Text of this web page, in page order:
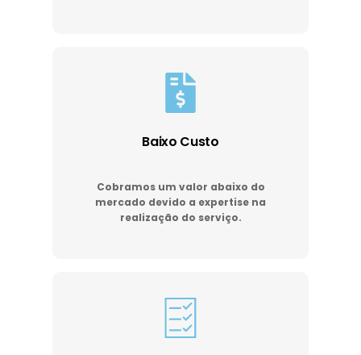
Baixo Custo
Cobramos um valor abaixo do
mercado devido a expertise na
realização do serviço.